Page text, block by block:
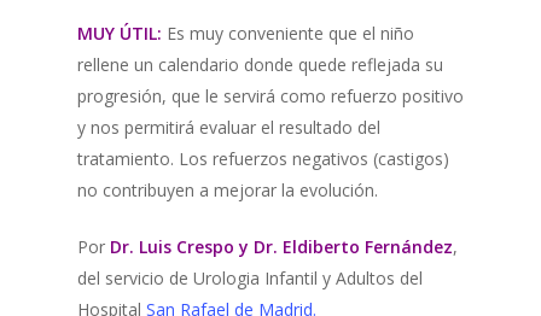
MUY ÚTIL: Es muy conveniente que el niño
rellene un calendario donde quede reflejada su
progresión, que le servirá como refuerzo positivo
y nos permitirá evaluar el resultado del
tratamiento. Los refuerzos negativos (castigos)
no contribuyen a mejorar la evolución.
Por Dr. Luis Crespo y Dr. Eldiberto Fernández,
del servicio de Urologia Infantil y Adultos del
Hospital San Rafael de Madrid.